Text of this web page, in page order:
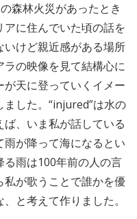
森林火災があったとき
に住んでいた頃の話を
いけど親近感がある場所
の映像を見て結構心に
天に登っていくイメー
した。“injured”は水の
、いま私が話している
が降って海になるとい
る雨は100年前の人の言
が歌うことで誰かを優
と考えて作りました。